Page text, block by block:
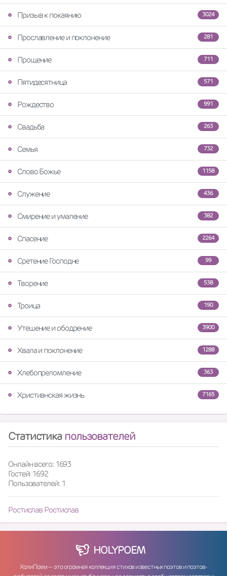
3024
Призыв к покаянию
281
Прославление и поклонение
711
Прощение
571
Пятидесятница
991
Рождество
263
Свадьба
732
Семья
1158
Слово Божье
436
Служение
382
Смирение и умаление
2264
Спасение
99
Сретение Господне
538
Творение
190
Троица
3900
Утешение и ободрение
1288
Хвала и поклонение
363
Хлебопреломление
7165
Христианская жизнь
Статистика пользователей
Онлайн всего: 1693
Гостей: 1692
Пользователей: 1
Ростислав Ростислав
HOLYPOEM
ХолиПоем — это огромная коллекция стихов известных поэтов и поэтов-